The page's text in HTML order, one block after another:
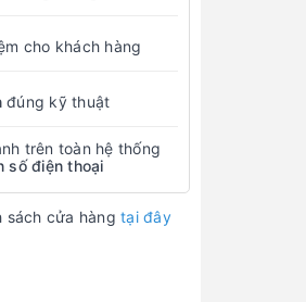
cho khách hàng
đúng kỹ thuật
trên toàn hệ thống
số điện thoại
sách cửa hàngtại đây